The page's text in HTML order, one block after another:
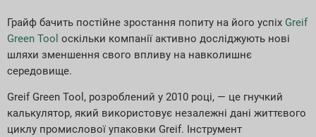
Грайф бачить постійне зростання попиту на його успіх Greif
Green Tool оскільки компанії активно досліджують нові
шляхи зменшення свого впливу на навколишнє
середовище.
Greif Green Tool, розроблений у 2010 році, — це гнучкий
калькулятор, який використовує незалежні дані життєвого
циклу промислової упаковки Greif. Інструмент